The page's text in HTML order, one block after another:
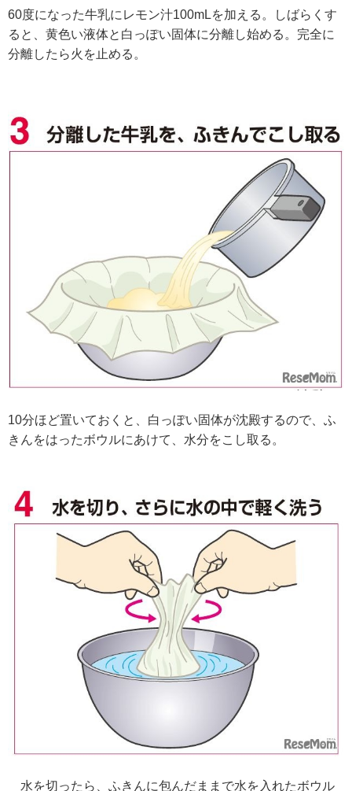
60度になった牛乳にレモン汁100mLを加える。しばらくす
ると、黄色い液体と白っぽい固体に分離し始める。完全に
分離したら火を止める。
10分ほど置いておくと、白っぽい固体が沈殿するので、ふ
きんをはったボウルにあけて、水分をこし取る。
水を切ったら、ふきんに包んだままで水を入れたボウル